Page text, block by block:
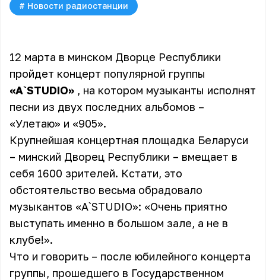
# Новости радиостанции
12 марта в минском Дворце Республики
пройдет концерт популярной группы
«A`STUDIO» , на котором музыканты исполнят
песни из двух последних альбомов –
«Улетаю» и «905».
Крупнейшая концертная площадка Беларуси
– минский Дворец Республики – вмещает в
себя 1600 зрителей. Кстати, это
обстоятельство весьма обрадовало
музыкантов «A`STUDIO»: «Очень приятно
выступать именно в большом зале, а не в
клубе!».
Что и говорить – после юбилейного концерта
группы, прошедшего в Государственном